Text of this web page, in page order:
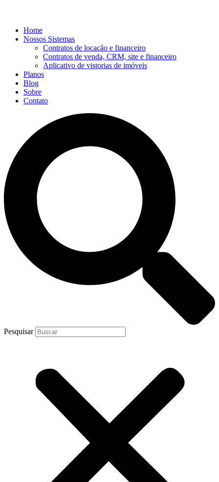
Home
Nossos Sistemas
Contratos de locação e financeiro
Contratos de venda, CRM, site e financeiro
Aplicativo de vistorias de imóveis
Planos
Blog
Sobre
Contato
Pesquisar